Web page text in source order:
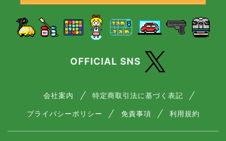
OFFICIAL SNS
会社案内 特定商取引法に基づく表記
プライバシーポリシー 免責事項 利用規約